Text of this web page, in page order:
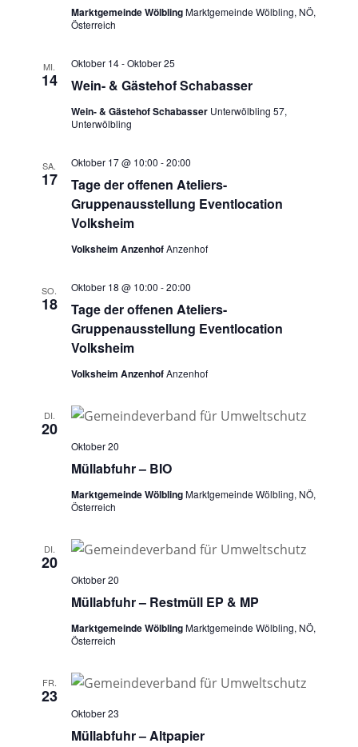
Marktgemeinde WölblingMarktgemeinde Wölbling, NÖ,
Österreich
MI.
14 Wein- & Gästehof Schabasser
Oktober 14-Oktober 25
Wein- & Gästehof Schabasser Unterwölbling 57,
Unterwölbling
SA.
17
Tage der offenen Ateliers-
Gruppenausstellung Eventlocation
Volksheim
Oktober 17 @ 10:00 -20:00
Volksheim AnzenhofAnzenhof
SO.
18
Tage der offenen Ateliers-
Gruppenausstellung Eventlocation
Volksheim
Oktober 18 @ 10:00 -20:00
Volksheim AnzenhofAnzenhof
DI.
20
Müllabfuhr – BIO
Oktober 20
Marktgemeinde WölblingMarktgemeinde Wölbling, NÖ,
Österreich
DI.
20
Müllabfuhr – Restmüll EP & MP
Oktober 20
Marktgemeinde WölblingMarktgemeinde Wölbling, NÖ,
Österreich
FR.
23
Müllabfuhr – Altpapier
Oktober 23